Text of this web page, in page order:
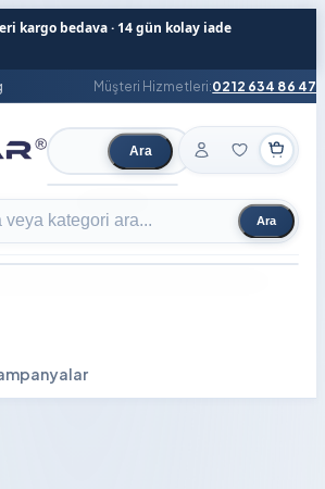
kargo bedava · 14 gün kolay iade
Müşteri Hizmetleri:0212 634 86 47
Ürün ara Ara
Ara